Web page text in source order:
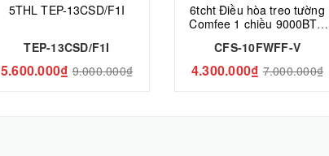
5THL TEP-13CSD/F1I
TEP-13CSD/F1I
5.600.000₫ 9.000.000₫
6tcht Điều hòa treo tường
Comfee 1 chiều 9000BTU
CFS-10FWFF-V
4.300.000₫ 7.000.000₫